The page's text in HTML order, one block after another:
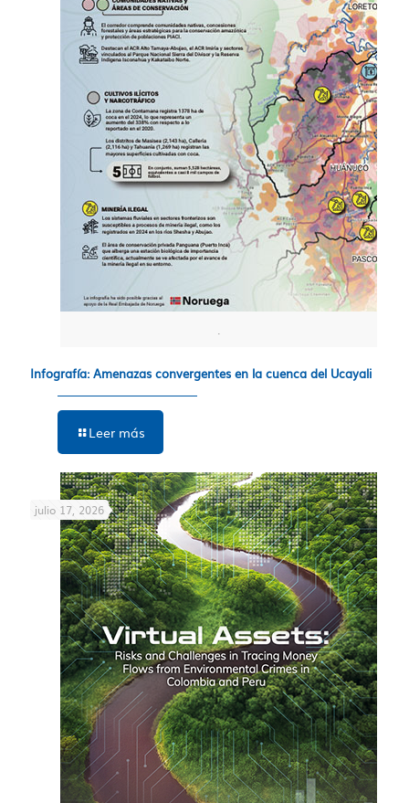
.
Infografía: Amenazas convergentes en la cuenca del Ucayali
Leer más
julio 17, 2026